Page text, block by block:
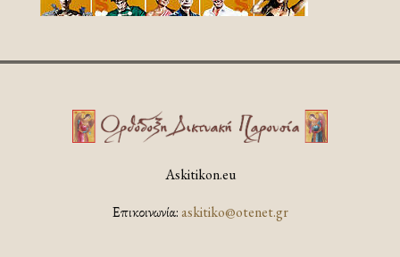
Askitikon.eu
Επικοινωνία:askitiko@otenet.gr